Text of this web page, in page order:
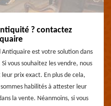
? contactez
Antiquaire est votre solution dans
vous souhaitez les vendre, nous
prix exact. En plus de cela,
habilités à attester leur
la vente. Néanmoins, si vous